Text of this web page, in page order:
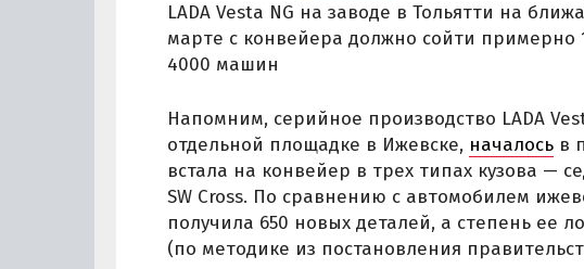
LADA Vesta NG на заводе в Тольятти на
марте с конвейера должно сойти примерно
4000 машин
Напомним, серийное производство LADA
отдельной площадке в Ижевске, началось в
встала на конвейер в трех типах кузова —
SW Cross. По сравнению с автомобилем
получила 650 новых деталей, а степень ее
(по методике из постановления